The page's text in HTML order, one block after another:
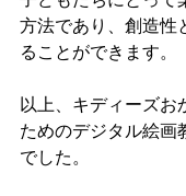
方法であり、創造性
ることができます。
以上、キディーズお
ためのデジタル絵画
でした。